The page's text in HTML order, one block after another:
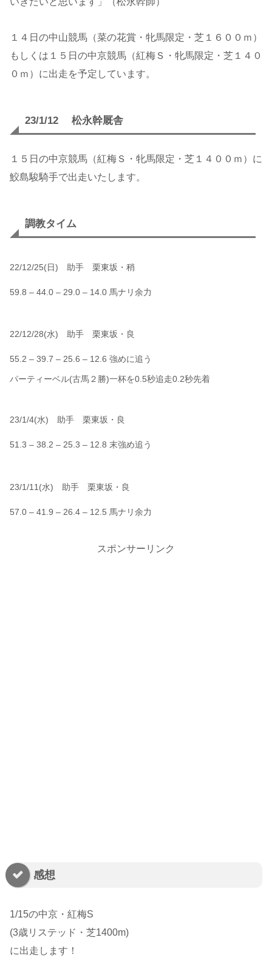
１４日の中山競馬（菜の花賞・牝馬限定・芝１６００ｍ）
もしくは１５日の中京競馬（紅梅Ｓ・牝馬限定・芝１４０
０ｍ）に出走を予定しています。
23/1/12 松永幹厩舎
１５日の中京競馬（紅梅Ｓ・牝馬限定・芝１４００ｍ）に
鮫島駿騎手で出走いたします。
調教タイム
22/12/25(日) 助手 栗東坂・稍
59.8 – 44.0 – 29.0 – 14.0 馬ナリ余力
22/12/28(水) 助手 栗東坂・良
55.2 – 39.7 – 25.6 – 12.6 強めに追う
パーティーベル(古馬２勝)一杯を0.5秒追走0.2秒先着
23/1/4(水) 助手 栗東坂・良
51.3 – 38.2 – 25.3 – 12.8 末強め追う
23/1/11(水) 助手 栗東坂・良
57.0 – 41.9 – 26.4 – 12.5 馬ナリ余力
スポンサーリンク
感想
1/15の中京・紅梅S
(3歳リステッド・芝1400m)
に出走します！